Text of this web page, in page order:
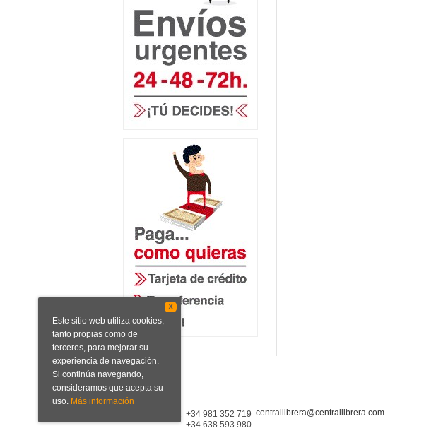
+34 981 352 719
+34 638 593 980
centrallibrera@centrallibrera.com
X
Este sitio web utiliza cookies,
tanto propias como de
terceros, para mejorar su
experiencia de navegación.
Si continúa navegando,
consideramos que acepta su
uso. Más información